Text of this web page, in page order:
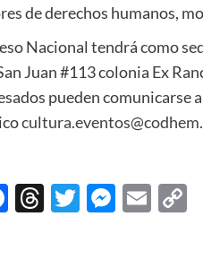
de derechos humanos,
Nacional tendrá como
Juan #113 colonia Ex
pueden comunicarse
Facebook
Threads
TwitterEmail